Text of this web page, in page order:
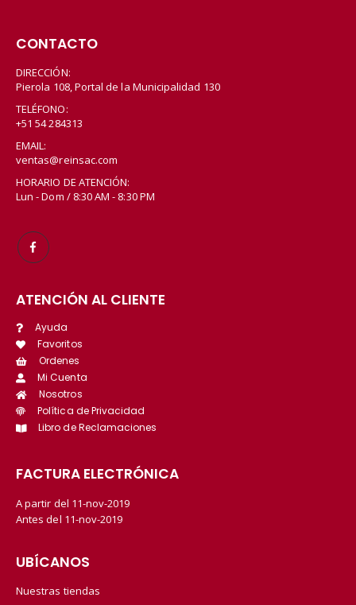
CONTACTO
DIRECCIÓN:
Pierola 108, Portal de la Municipalidad 130
TELÉFONO:
+51 54 284313
EMAIL:
ventas@reinsac.com
HORARIO DE ATENCIÓN:
Lun - Dom / 8:30 AM - 8:30 PM
ATENCIÓN AL CLIENTE
Ayuda
Favoritos
Ordenes
Mi Cuenta
Nosotros
Política de Privacidad
Libro de Reclamaciones
FACTURA ELECTRÓNICA
A partir del 11-nov-2019
Antes del 11-nov-2019
UBÍCANOS
Nuestras tiendas